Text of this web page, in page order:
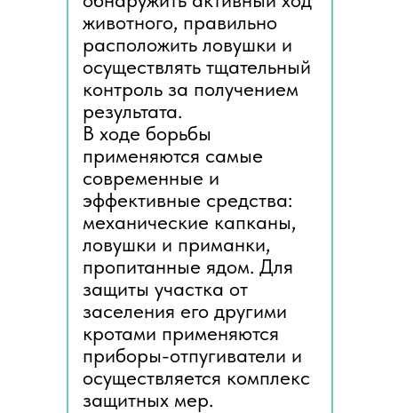
животного, правильно
расположить ловушки и
осуществлять тщательный
контроль за получением
результата.
В ходе борьбы
применяются самые
современные и
эффективные средства:
механические капканы,
ловушки и приманки,
пропитанные ядом. Для
защиты участка от
заселения его другими
кротами применяются
приборы-отпугиватели и
осуществляется комплекс
защитных мер.